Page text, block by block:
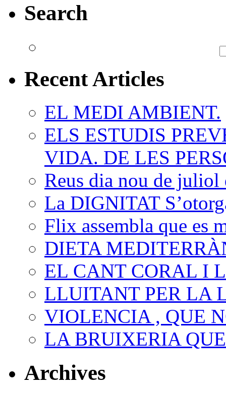
Search
Recent Articles
EL MEDI AMBIENT.
ELS ESTUDIS
VIDA. DE LES
Reus dia nou de juliol
La DIGNITAT
Flix assembla que es
DIETA
EL CANT CORAL I
LLUITANT PER LA
VIOLENCIA , QUE
LA BRUIXERIA
Archives